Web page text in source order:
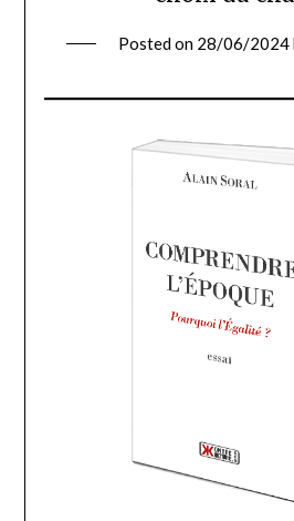
Posted on 28/06/2024